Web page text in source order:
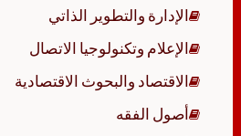
الإدارة والتطوير الذاتي
الإعلام وتكنولوجيا الاتصال
الاقتصاد والبحوث الاقتصادية
أصول الفقه